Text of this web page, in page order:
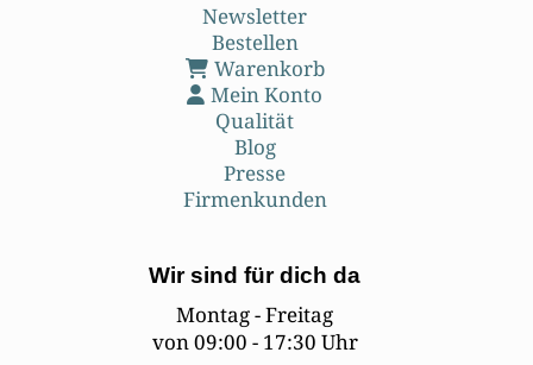
Newsletter
Bestellen
Warenkorb
Mein Konto
Qualität
Blog
Presse
Firmenkunden
Wir sind für dich da
Montag - Freitag
von 09:00 - 17:30 Uhr